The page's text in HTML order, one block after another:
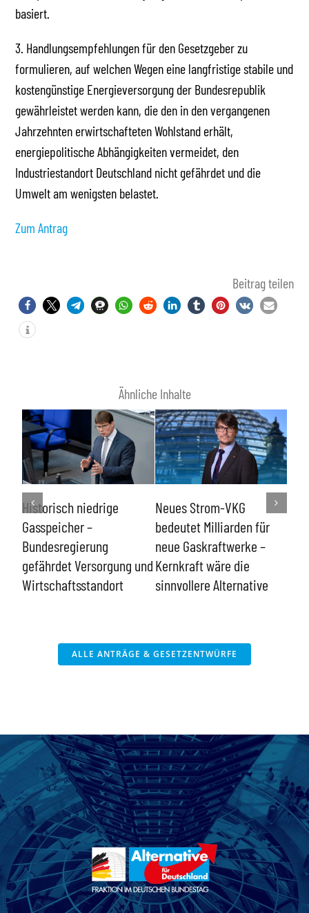
basiert.
3. Handlungsempfehlungen für den Gesetzgeber zu
formulieren, auf welchen Wegen eine langfristige stabile und
kostengünstige Energieversorgung der Bundesrepublik
gewährleistet werden kann, die den in den vergangenen
Jahrzehnten erwirtschafteten Wohlstand erhält,
energiepolitische Abhängigkeiten vermeidet, den
Industriestandort Deutschland nicht gefährdet und die
Umwelt am wenigsten belastet.
Zum Antrag
Beitrag teilen
Ähnliche Inhalte
Historisch niedrige
Gasspeicher –
Bundesregierung
gefährdet Versorgung und
Wirtschaftsstandort
Neues Strom-VKG
bedeutet Milliarden für
neue Gaskraftwerke –
Kernkraft wäre die
sinnvollere Alternative
ALLE ANTRÄGE & GESETZENTWÜRFE